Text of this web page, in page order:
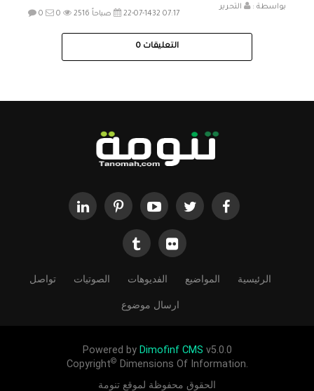
بواسطة :
التحرير
22-07-1432 07:17 صباحاً
0 0 2516
التعليقات 0
الرئيسية المواضيع الفديوهات الصوتيات تواصل
ارسال موضوع
Powered by Dimofinf CMS v5.0.0
Copyright© Dimensions Of Information.
الحقوق محفوظة لموقع تنومة